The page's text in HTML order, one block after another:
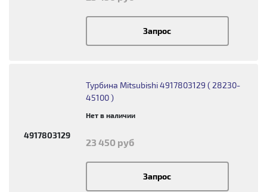
Запрос
4917803129
Турбина Mitsubishi 4917803129 ( 28230-
45100 )
Нет в наличии
23 450 руб
Запрос